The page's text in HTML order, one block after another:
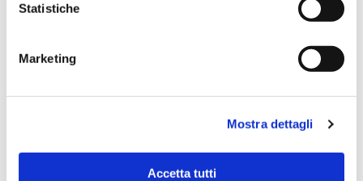
Statistiche
Marketing
Mostra dettagli
Accetta tutti
Anna Prokhorova
Volevo raccontarvi la nostra storia. Mia figlia studia con
Abbiamo ordinato tutti i violini dalla ditta Denis Basin.